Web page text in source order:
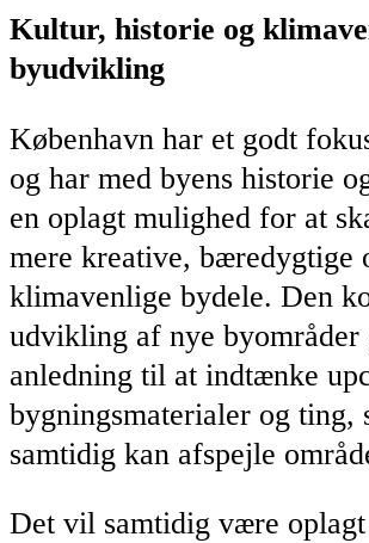
Kultur, historie og
byudvikling
København har et godt
og har med byens historie
en oplagt mulighed for at
mere kreative, bæredygtige
klimavenlige bydele. Den
udvikling af nye byområder
anledning til at indtænke
bygningsmaterialer og ting,
samtidig kan afspejle
Det vil samtidig være